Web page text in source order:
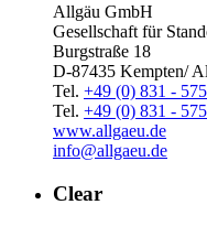
Allgäu GmbH
Gesellschaft für
Burgstraße 18
D-87435 Kempten/
Tel. +49 (0) 831 -
Tel. +49 (0) 831 -
www.allgaeu.de
info@allgaeu.de
Clear